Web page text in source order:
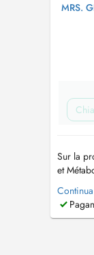
MRS.
Sur la
et
de
jai une
le